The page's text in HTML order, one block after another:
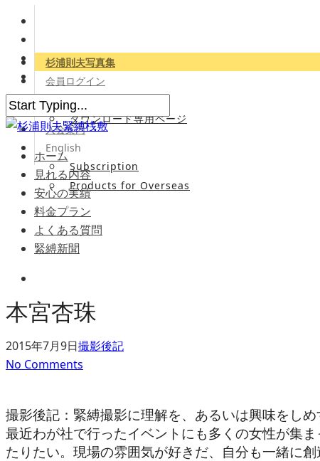
杉浦則夫写真集
会員ログイン
会員専用サイト
ダウンロード専用ページ
入会案内
English
Subscription
Products for Overseas
ホーム
見れる内容
安心の実績
料金プラン
よくある質問
緊縛新聞
本宮杏珠
2015年7月9日撮影後記
No Comments
撮影後記：緊縛撮影に理解を、あるいは興味をしめ
最近わが社で行ったイベントにも多くの女性が集
たりたい。現場の雰囲気が好きだ、自分も一緒に